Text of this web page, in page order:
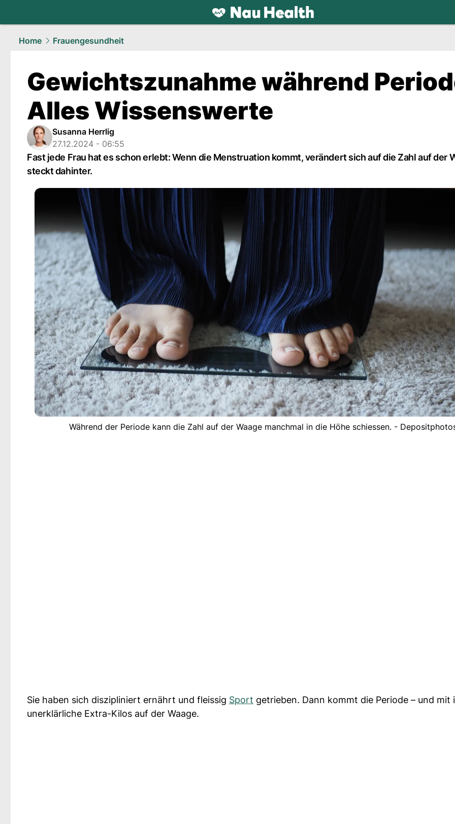
health.NAU.ch
Home
Frauengesundheit
Gewichtszunahme während
Alles Wissenswerte
Susanna Herrlig
27.12.2024 - 06:55
Fast jede Frau hat es schon erlebt: Wenn die Menstruation kommt, verändert sich auf die Zahl auf der
steckt dahinter.
Während der Periode kann die Zahl auf der Waage manchmal in die Höhe schiessen. -
Sie haben sich diszipliniert ernährt und fleissig Sport getrieben. Dann kommt die Periode – und mit
unerklärliche Extra-Kilos auf der Waage.